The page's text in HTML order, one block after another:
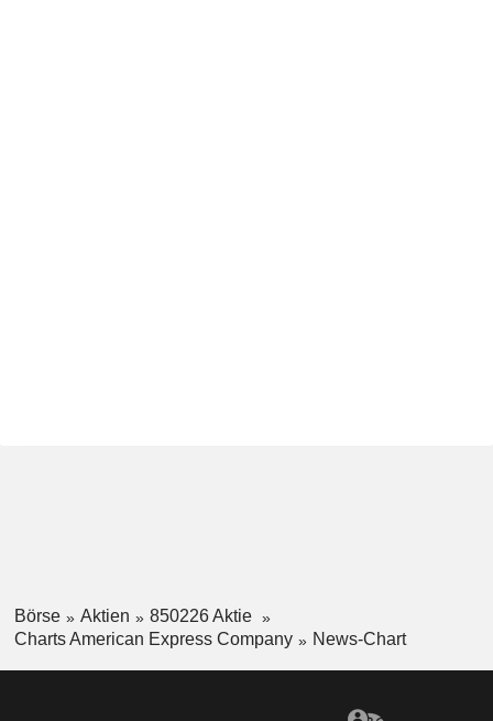
Börse Aktien
850226 Aktie
Charts American Express Company
News-Chart